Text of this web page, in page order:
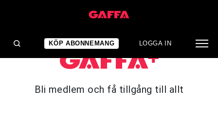
KÖP ABONNEMANG LOGGA IN
Bli medlem och få tillgång till allt